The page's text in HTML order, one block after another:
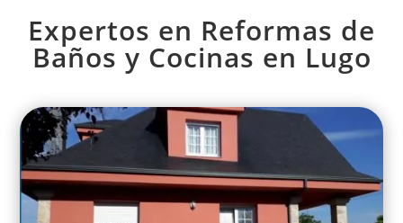
Expertos en Reformas de
Baños y Cocinas en Lugo